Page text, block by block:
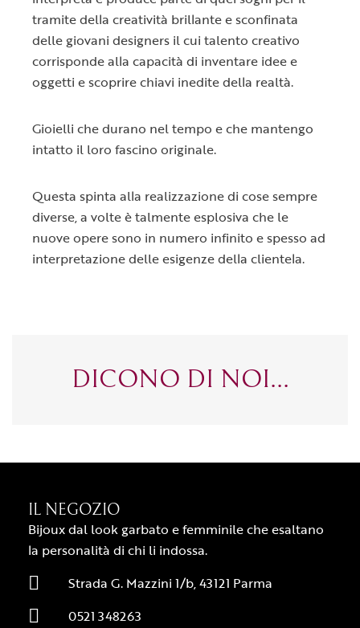
tramite della creatività brillante e sconfinata
delle giovani designers il cui talento creativo
corrisponde alla capacità di inventare idee e
oggetti e scoprire chiavi inedite della realtà.
Gioielli che durano nel tempo e che mantengo
intatto il loro fascino originale.
Questa spinta alla realizzazione di cose sempre
diverse, a volte è talmente esplosiva che le
nuove opere sono in numero infinito e spesso ad
interpretazione delle esigenze della clientela.
DICONO DI NOI...
IL NEGOZIO
Bijoux dal look garbato e femminile che esaltano
la personalità di chi li indossa.
Strada G. Mazzini 1/b, 43121 Parma
0521 348263